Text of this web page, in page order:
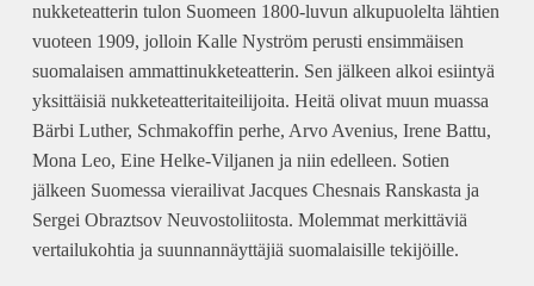
nukketeatterin tulon Suomeen 1800-luvun alkupuolelta lähtien
vuoteen 1909, jolloin Kalle Nyström perusti ensimmäisen
suomalaisen ammattinukketeatterin. Sen jälkeen alkoi esiintyä
yksittäisiä nukketeatteritaiteilijoita. Heitä olivat muun muassa
Bärbi Luther, Schmakoffin perhe, Arvo Avenius, Irene Battu,
Mona Leo, Eine Helke-Viljanen ja niin edelleen. Sotien
jälkeen Suomessa vierailivat Jacques Chesnais Ranskasta ja
Sergei Obraztsov Neuvostoliitosta. Molemmat merkittäviä
vertailukohtia ja suunnannäyttäjiä suomalaisille tekijöille.